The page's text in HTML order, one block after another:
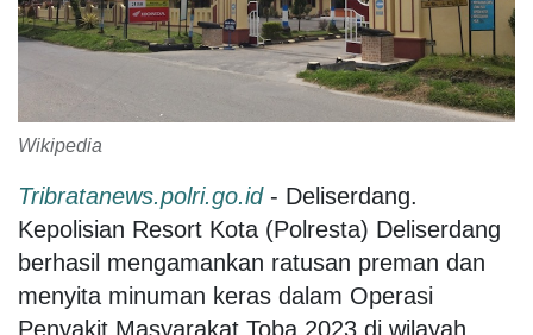
Wikipedia
Tribratanews.polri.go.id- Deliserdang.
Kepolisian Resort Kota (Polresta) Deliserdang
berhasil mengamankan ratusan preman dan
menyita minuman keras dalam Operasi
Penyakit Masyarakat Toba 2023 di wilayah